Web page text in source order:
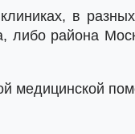
в
района
медицинской